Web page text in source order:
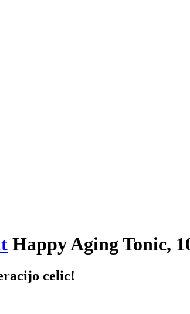
Happy Aging Tonic,
celic!